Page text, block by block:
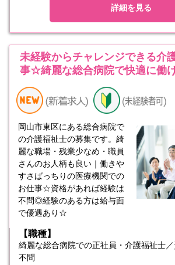
詳細を見る
未経験からチャレンジできる介
事☆綺麗な総合病院で快適に働
岡山市東区にある総合病院で
の介護福祉士の募集です。綺
麗な職場・残業少なめ・職員
さんのお人柄も良い｜働きや
すさばっちりの医療機関での
お仕事☆資格があれば経験は
不問◎経験のある方は給与面
で優遇あり☆
【職種】
綺麗な総合病院での正社員・介護福祉士
不問